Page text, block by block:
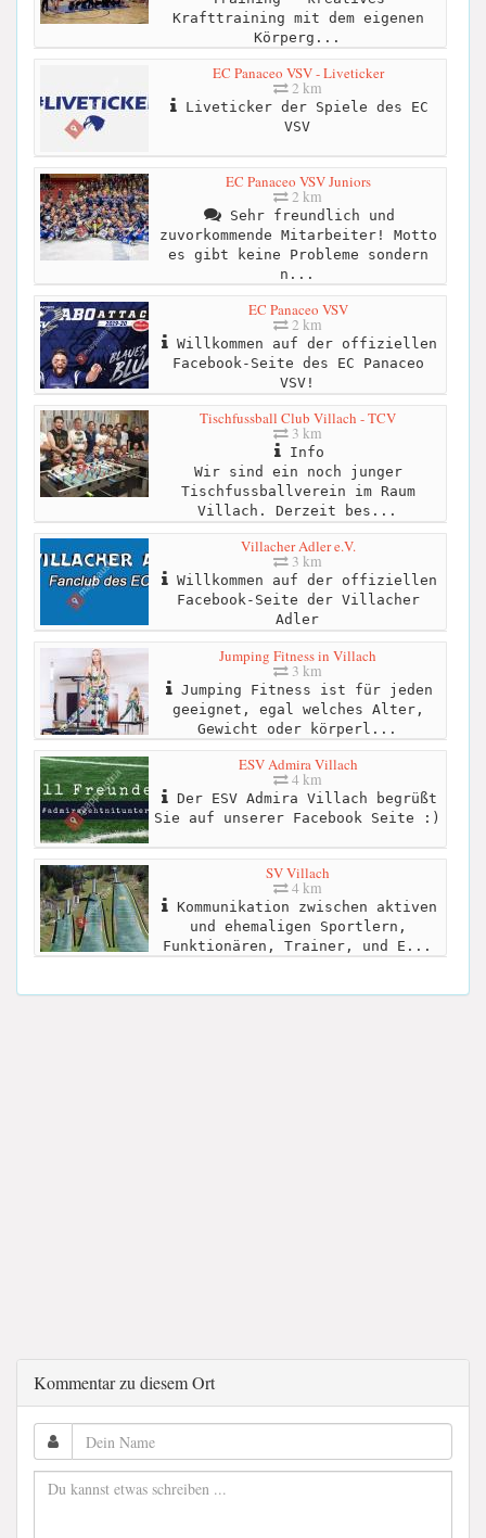
Krafttraining mit dem eigenen
Körperg...
EC Panaceo VSV - Liveticker
2 km
Liveticker der Spiele des EC
VSV
EC Panaceo VSV Juniors
2 km
Sehr freundlich und
zuvorkommende Mitarbeiter! Motto
es gibt keine Probleme sondern
n...
EC Panaceo VSV
2 km
Willkommen auf der offiziellen
Facebook-Seite des EC Panaceo
VSV!
Tischfussball Club Villach - TCV
3 km
Info
Wir sind ein noch junger
Tischfussballverein im Raum
Villach. Derzeit bes...
Villacher Adler e.V.
3 km
Willkommen auf der offiziellen
Facebook-Seite der Villacher
Adler
Jumping Fitness in Villach
3 km
Jumping Fitness ist für jeden
geeignet, egal welches Alter,
Gewicht oder körperl...
ESV Admira Villach
4 km
Der ESV Admira Villach begrüßt
Sie auf unserer Facebook Seite :)
SV Villach
4 km
Kommunikation zwischen aktiven
und ehemaligen Sportlern,
Funktionären, Trainer, und E...
Kommentar zu diesem Ort